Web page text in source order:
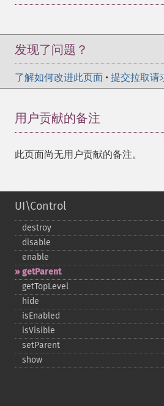
发现了问题？
了解如何改进此页面 • 提交拉取请
用户贡献的备注
此页面尚无用户贡献的备注。
UI\Control
destroy
disable
enable
getParent
getTopLevel
hide
isEnabled
isVisible
setParent
show